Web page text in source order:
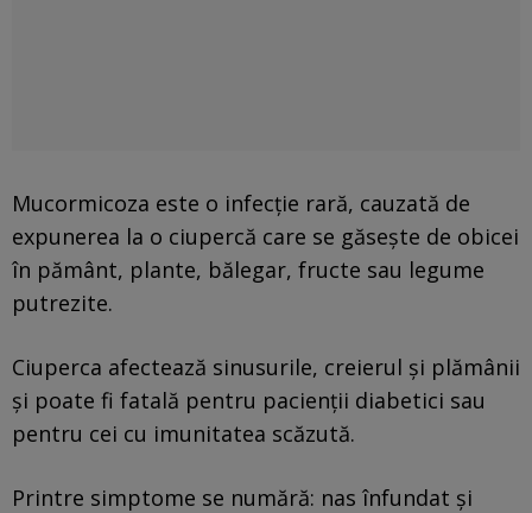
Mucormicoza este o infecţie rară, cauzată de
expunerea la o ciupercă care se găseşte de obicei
în pământ, plante, bălegar, fructe sau legume
putrezite.
Ciuperca afectează sinusurile, creierul şi plămânii
şi poate fi fatală pentru pacienţii diabetici sau
pentru cei cu imunitatea scăzută.
Printre simptome se numără: nas înfundat şi